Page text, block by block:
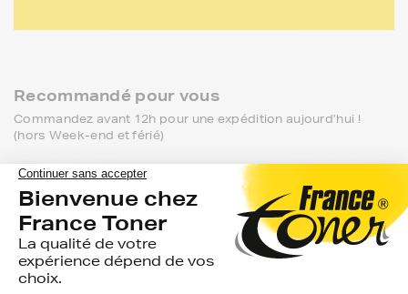
Recommandé pour vous
Commandez avant 12h pour une expédition aujourd’hui !
(hors Week-end et férié)